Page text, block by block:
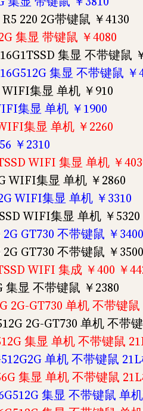
220 2G带键鼠 ￥4130
集显 带键鼠 ￥4080
集显 不带键鼠
集显 不带键鼠 ￥
集显 单机 ￥910
集显 单机 ￥1900
集显 单机 ￥2260
￥2310
WIFI 集显 单机 ￥
WIFI集显 单机 ￥2860
WIFI集显 单机 ￥3310
WIFI集显 单机 ￥5320
GT730 不带键鼠 ￥
GT730 不带键鼠 ￥
WIFI 集成 ￥400 ￥
集显 不带键鼠 ￥2380
2G-GT730 单机 不带键鼠
2G-GT730 单机 不带
集显 单机 不带键鼠
单机 不带键鼠
集显 单机 不带键鼠
集显 不带键鼠 单